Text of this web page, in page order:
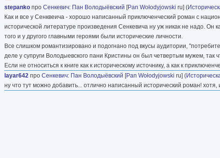
stepanko про Сенкевич: Пан Володыёвский [Pan Wołodyjowski ru] (
Как и все у Сенквеича - хорошо написанный приключенческий роман с
исторической литературе произведения Сенкевича ну уж никак не надо. Он
того и у другого главными героями были исторические личности.
Все слишком романтизировано и подогнано под вкусы аудитории,
деле у супруги Володыевского пани Кристины он был четвертым мужем, так
Если не относиться к книге как к историческому источнику, а как к
layar642 про Сенкевич: Пан Володыёвский [Pan Wołodyjowski ru] (
ну что тут можно добавить... отлично написанный исторический роман!